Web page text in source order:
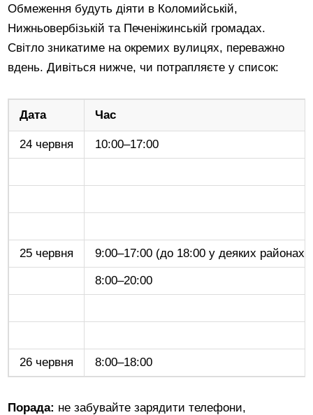
Обмеження будуть діяти в Коломийській,
Нижньовербізькій та Печеніжинській громадах.
Світло зникатиме на окремих вулицях, переважно
вдень. Дивіться нижче, чи потрапляєте у список:
Дата Час
24 червня 10:00–17:00
25 червня 9:00–17:00 (до 18:00 у деяких районах)
8:00–20:00
26 червня 8:00–18:00
Порада: не забувайте зарядити телефони,